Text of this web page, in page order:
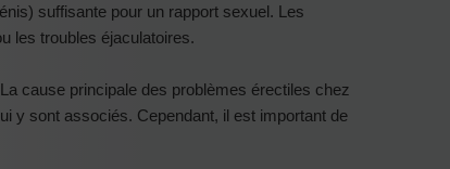
suffisante pour un rapport sexuel. Les
les troubles éjaculatoires.
cause principale des problèmes érectiles chez
y sont associés. Cependant, il est important de